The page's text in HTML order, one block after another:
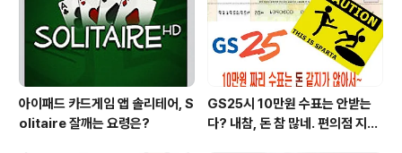
아이패드 카드게임 앱 솔리테어, S
olitaire 잘깨는 요령은?
GS25시 10만원 수표는 안받는
다? 내참, 돈 참 많네. 편의점 지에